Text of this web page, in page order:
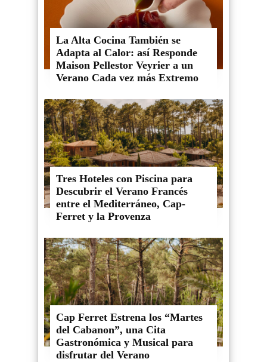
La Alta Cocina También se
Adapta al Calor: así Responde
Maison Pellestor Veyrier a un
Verano Cada vez más Extremo
Tres Hoteles con Piscina para
Descubrir el Verano Francés
entre el Mediterráneo, Cap-
Ferret y la Provenza
Cap Ferret Estrena los “Martes
del Cabanon”, una Cita
Gastronómica y Musical para
disfrutar del Verano